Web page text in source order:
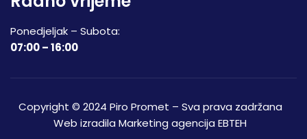
Ponedjeljak – Subota:
07:00 – 16:00
Copyright © 2024 Piro Promet – Sva prava zadržana
Web izradila Marketing agencija EBTEH